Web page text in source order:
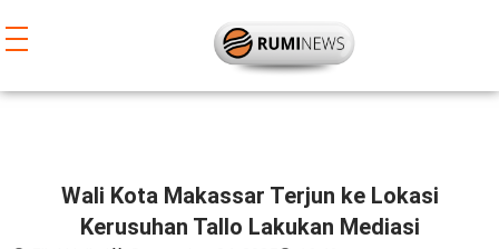
ke
Wali Kota Makassar Terjun ke Lokasi
Kerusuhan Tallo Lakukan Mediasi